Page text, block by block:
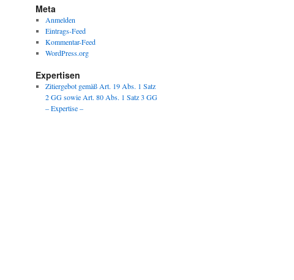
Meta
Anmelden
Eintrags-Feed
Kommentar-Feed
WordPress.org
Expertisen
Zitiergebot gemäß Art. 19 Abs. 1 Satz
2 GG sowie Art. 80 Abs. 1 Satz 3 GG
– Expertise –